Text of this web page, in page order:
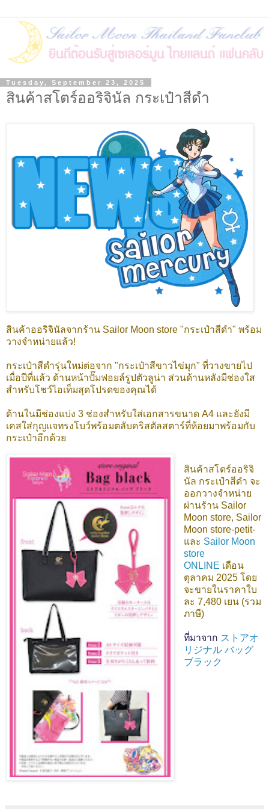
Tuesday, September 23, 2025
สินค้าสโตร์ออริจินัล กระเป๋าสีดำ
สินค้าออริจินัลจากร้าน Sailor Moon store "กระเป๋าสีดำ" พร้อม
วางจำหน่ายแล้ว!
กระเป๋าสีดำรุ่นใหม่ต่อจาก "กระเป๋าสีขาวไข่มุก" ที่วางขายไป
เมื่อปีที่แล้ว ด้านหน้าปั๊มฟอยล์รูปตัวลูน่า ส่วนด้านหลังมีช่องใส
สำหรับโชว์ไอเท็มสุดโปรดของคุณได้
ด้านในมีช่องแบ่ง 3 ช่องสำหรับใส่เอกสารขนาด A4 และยังมี
เคสใส่กุญแจทรงโบว์พร้อมตลับคริสตัลสตาร์ที่ห้อยมาพร้อมกับ
กระเป๋าอีกด้วย
สินค้าสโตร์ออริจิ
นัล กระเป๋าสีดำ จะ
ออกวางจำหน่าย
ผ่านร้าน Sailor
Moon store, Sailor
Moon store-petit-
และ Sailor Moon
store
ONLINE เดือน
ตุลาคม 2025 โดย
จะขายในราคาใบ
ละ 7,480 เยน (รวม
ภาษี)
ที่มาจาก ストアオ
リジナル バッグ
ブラック